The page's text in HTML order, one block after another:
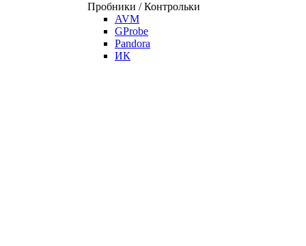
Пробники / Контрольки
AVM
GProbe
Pandora
ИК